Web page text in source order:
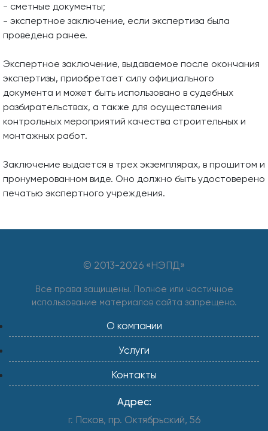
- сметные документы;
- экспертное заключение, если экспертиза была
проведена ранее.
Экспертное заключение, выдаваемое после окончания
экспертизы, приобретает силу официального
документа и может быть использовано в судебных
разбирательствах, а также для осуществления
контрольных мероприятий качества строительных и
монтажных работ.
Заключение выдается в трех экземплярах, в прошитом и
пронумерованном виде. Оно должно быть удостоверено
печатью экспертного учреждения.
© 2013-2026 «НЭПД»
Все права защищены. Полное или частичное
использование материалов сайта запрещено.
О компании
Услуги
Контакты
Адрес:
г. Псков, пр. Октябрьский, 56